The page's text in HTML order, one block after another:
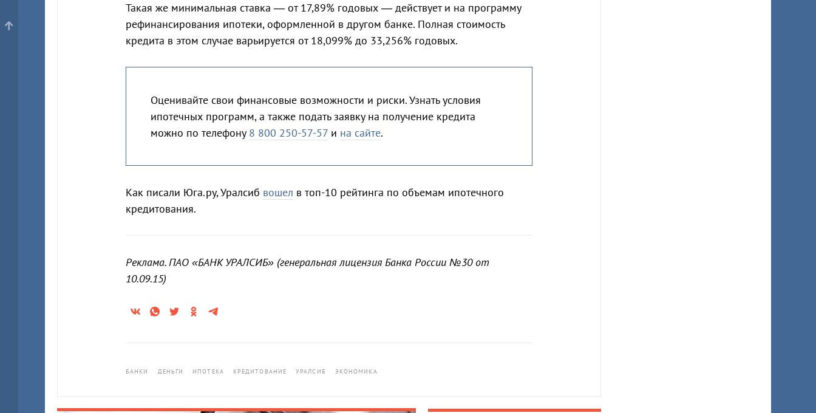
Такая же минимальная ставка — от 17,89% годовых — действует и на программу
рефинансирования ипотеки, оформленной в другом банке. Полная стоимость
кредита в этом случае варьируется от 18,099% до 33,256% годовых.
Оценивайте свои финансовые возможности и риски. Узнать условия
ипотечных программ, а также подать заявку на получение кредита
можно по телефону 8 800 250-57-57 и на сайте.
Как писали Юга.ру, Уралсиб вошел в топ-10 рейтинга по объемам ипотечного
кредитования.
Реклама. ПАО «БАНК УРАЛСИБ» (генеральная лицензия Банка России №30 от
10.09.15)
БАНКИ ДЕНЬГИ ИПОТЕКА КРЕДИТОВАНИЕ УРАЛСИБ ЭКОНОМИКА